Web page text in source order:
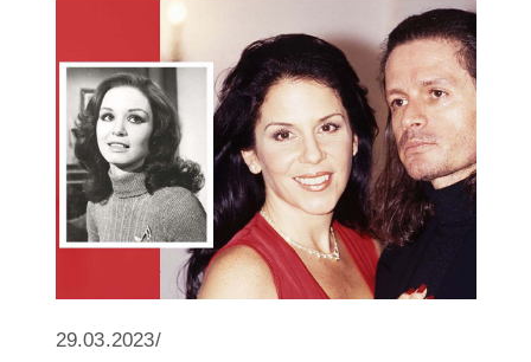
29.03.2023/